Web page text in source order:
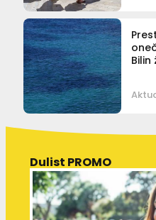
Bilin
Dulist PROMO